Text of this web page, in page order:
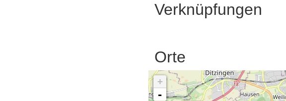
Verknüpfungen
Orte
+
-